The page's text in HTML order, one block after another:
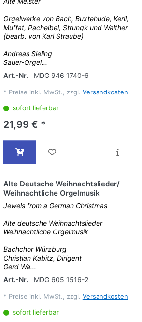
Orgelwerke von Bach, Buxtehude, Kerll,
Muffat, Pachelbel, Strungk und Walther
(bearb. von Karl Straube)
Andreas Sieling
Sauer-Orgel...
Art.-Nr.
MDG 946 1740-6
* Preise inkl. MwSt., zzgl. Versandkosten
sofort lieferbar
21,99 € *
Alte Deutsche Weihnachtslieder/
Weihnachtliche Orgelmusik
Jewels from a German Christmas
Alte deutsche Weihnachtslieder
Weihnachtliche Orgelmusik
Bachchor Würzburg
Christian Kabitz, Dirigent
Gerd Wa...
Art.-Nr.
MDG 605 1516-2
* Preise inkl. MwSt., zzgl. Versandkosten
sofort lieferbar